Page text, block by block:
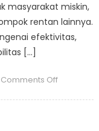
masyarakat miskin,
rentan lainnya.
efektivitas,
[…]
Comments Offon